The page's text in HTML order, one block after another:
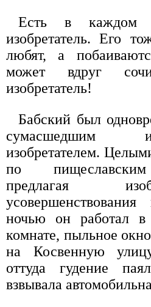
Есть в каждом
изобретатель. Его
любят, а
может вдруг
изобретатель!
Бабский был
сумасшедшим
изобретателем.
по
предлагая
ночью он работал в
комнате, пыльное
на Косвенную
оттуда гудение
взвывала